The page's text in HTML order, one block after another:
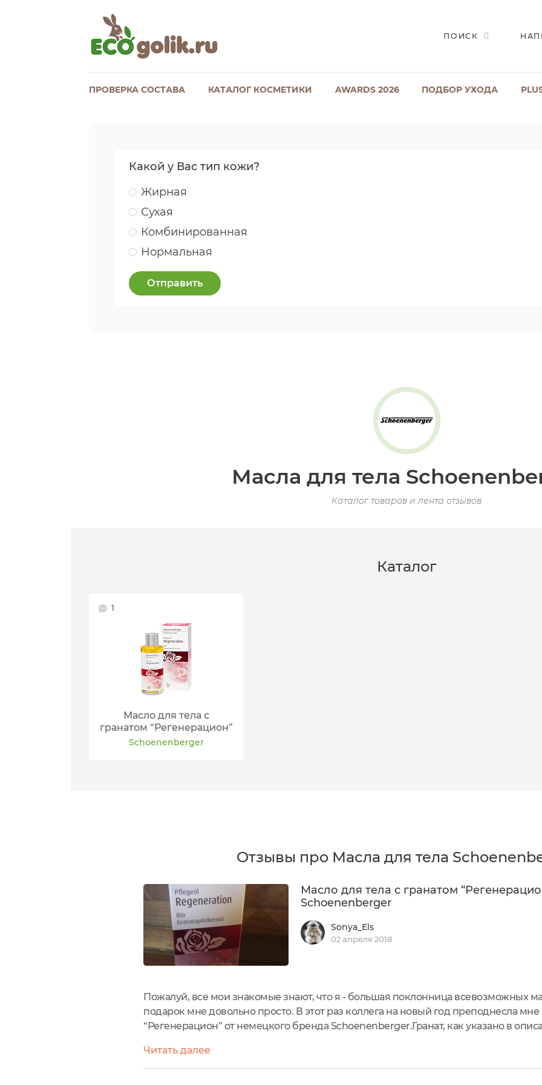
ПОИСК
ПРОВЕРКА СОСТАВА КАТАЛОГ КОСМЕТИКИ AWARDS 2026 ПОДБОР УХОДА
Какой у Вас тип кожи?
Жирная
Сухая
Комбинированная
Нормальная
Отправить
Масла для тела
Каталог товаров и лента отзывов
Каталог
1
Масло для тела с
гранатом “Регенерацион”
Schoenenberger
Отзывы про Масла для тела
Масло для тела с гранатом
Schoenenberger
Sonya_Els
02 апреля 2018
Пожалуй, все мои знакомые знают, что я - большая поклонница всевозможных
подарок мне довольно просто. В этот раз коллега на новый год преподнесла мне
“Регенерацион” от немецкого бренда Schoenenberger.Гранат, как указано в
плотного...
Читать далее